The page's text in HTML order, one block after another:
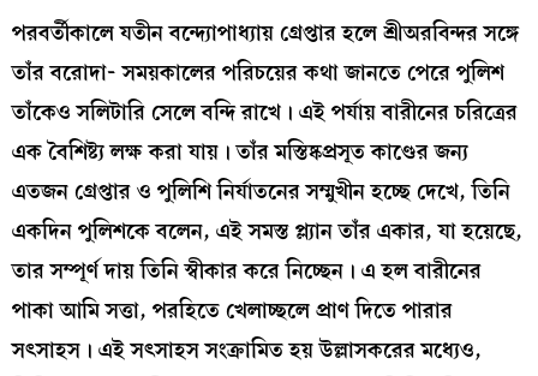
পরবর্তীকালে যতীন ব‍ন্দ্যোপাধ্যায় গ্রেপ্তার হলে শ্রীঅরবিন্দর সঙ্গে
তাঁর বরোদা- সময়কালের পরিচয়ের কথা জানতে পেরে পুলিশ
তাঁকেও সলিটারি সেলে বন্দি রাখে। এই পর্যায় বারীনের চরিত্রের
এক বৈশিষ্ট‍্য লক্ষ করা যায়। তাঁর মস্তিষ্কপ্রসূত কাণ্ডের জন‍্য
এতজন গ্রেপ্তার ও পুলিশি নির্যাতনের সম্মুখীন হচ্ছে দেখে, তিনি
একদিন পুলিশকে বলেন, এই সমস্ত প্ল‍্যান তাঁর একার, যা হয়েছে,
তার সম্পূর্ণ দায় তিনি স্বীকার করে নিচ্ছেন। এ হল বারীনের
পাকা আমি সত্তা, পরহিতে খেলাচ্ছলে প্রাণ দিতে পারার
সৎসাহস। এই সৎসাহস সংক্রামিত হয় উল্লাসকরের মধ‍্যেও,